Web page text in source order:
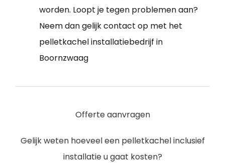
worden. Loopt je tegen problemen aan?
Neem dan gelijk contact op met het
pelletkachel installatiebedrijf in
Boornzwaag
Offerte aanvragen
Gelijk weten hoeveel een pelletkachel inclusief
installatie u gaat kosten?